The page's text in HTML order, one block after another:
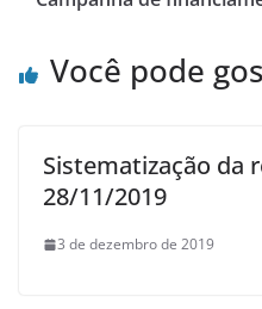
Você pode
Sistematização da
28/11/2019
3 de dezembro de 2019